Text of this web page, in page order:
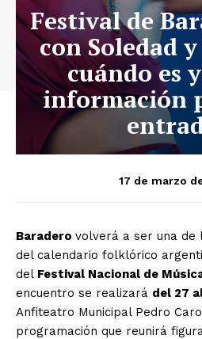
Festival de
con Soledad
cuándo es
información
17 de marzo
Baradero volverá a ser una de
del calendario folklórico
del Festival Nacional de
encuentro se realizará del 27
Anfiteatro Municipal Pedro
programación que reunirá